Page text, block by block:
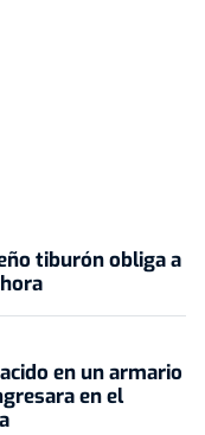
tiburón obliga a
en un armario
en el